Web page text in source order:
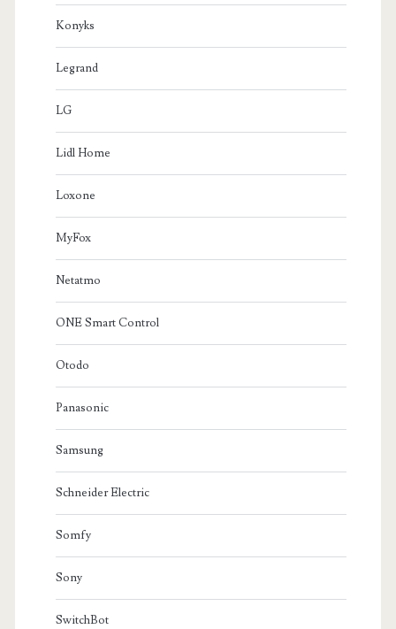
Konyks
Legrand
LG
Lidl Home
Loxone
MyFox
Netatmo
ONE Smart Control
Otodo
Panasonic
Samsung
Schneider Electric
Somfy
Sony
SwitchBot